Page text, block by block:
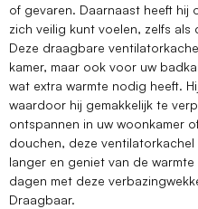
of gevaren. Daarnaast heeft hij
zich veilig kunt voelen, zelfs
Deze draagbare
kamer, maar ook voor uw
wat extra warmte nodig heeft.
waardoor hij gemakkelijk te
ontspannen in uw woonkamer
douchen, deze
langer en geniet van de
dagen met deze
Draagbaar.